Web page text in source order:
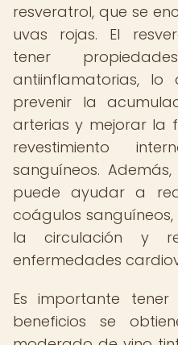
resveratrol, que se
uvas rojas. El
tener
antiinflamatorias,
prevenir la
arterias y mejorar la
revestimiento
sanguíneos.
puede ayudar a
coágulos
la circulación y
enfermedades
Es importante
beneficios se